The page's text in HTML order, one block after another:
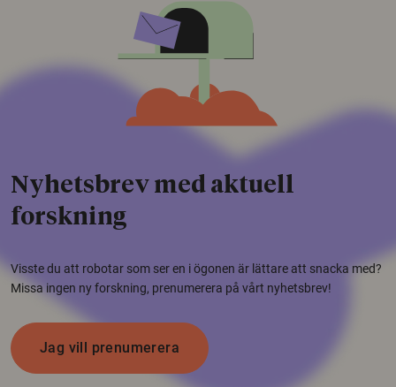
Nyhetsbrev med aktuell
forskning
Visste du att robotar som ser en i ögonen är lättare att snacka med?
Missa ingen ny forskning, prenumerera på vårt nyhetsbrev!
Jag vill prenumerera